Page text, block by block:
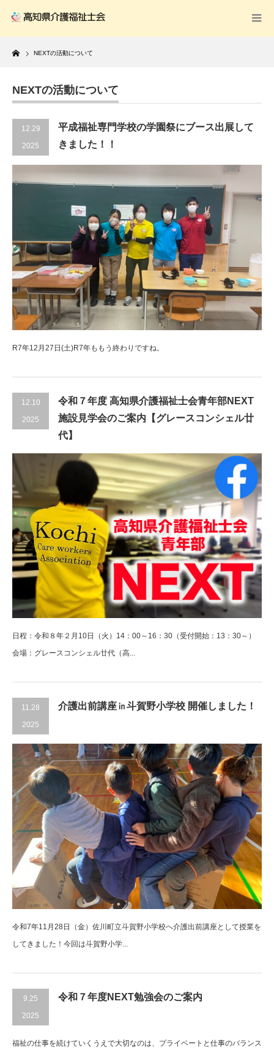
Home
NEXTの活動について
NEXTの活動について
12.29
2025
平成福祉専門学校の学園祭にブース出展して
きました！！
R7年12月27日(土)R7年ももう終わりですね。
12.10
2025
令和７年度 高知県介護福祉士会青年部NEXT
施設見学会のご案内【グレースコンシェル廿
代】
日程：令和８年２月10日（火）14：00～16：30（受付開始：13：30～）
会場：グレースコンシェル廿代（高...
11.28
2025
介護出前講座㏌斗賀野小学校 開催しました！
令和7年11月28日（金）佐川町立斗賀野小学校へ介護出前講座として授業を
してきました！今回は斗賀野小学...
9.25
2025
令和７年度NEXT勉強会のご案内
福祉の仕事を続けていくうえで大切なのは、プライベートと仕事のバランス